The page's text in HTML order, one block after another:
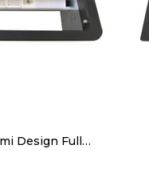
Masa Üstü Priz Sistemi Design Full 10.103